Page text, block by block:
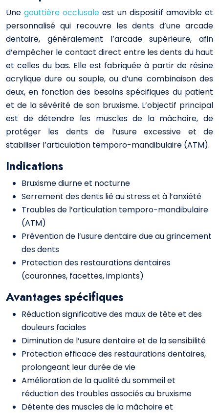
Une gouttière occlusale est un dispositif amovible et
personnalisé qui recouvre les dents d’une arcade
dentaire, généralement l’arcade supérieure, afin
d’empêcher le contact direct entre les dents du haut
et celles du bas. Elle est fabriquée à partir de résine
acrylique dure ou souple, ou d’une combinaison des
deux, en fonction des besoins spécifiques du patient
et de la sévérité de son bruxisme. L’objectif principal
est de détendre les muscles de la mâchoire, de
protéger les dents de l’usure excessive et de
stabiliser l’articulation temporo-mandibulaire (ATM).
Indications
Bruxisme diurne et nocturne
Serrement des dents lié au stress et à l’anxiété
Troubles de l’articulation temporo-mandibulaire
(ATM)
Prévention de l’usure dentaire due au grincement
des dents
Protection des restaurations dentaires
(couronnes, facettes, implants)
Avantages spécifiques
Réduction significative des maux de tête et des
douleurs faciales
Diminution de l’usure dentaire et de la sensibilité
Protection efficace des restaurations dentaires,
prolongeant leur durée de vie
Amélioration de la qualité du sommeil et
réduction des troubles associés au bruxisme
Détente des muscles de la mâchoire et